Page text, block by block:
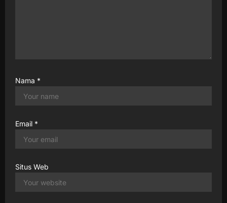
Nama *
Email *
Situs Web